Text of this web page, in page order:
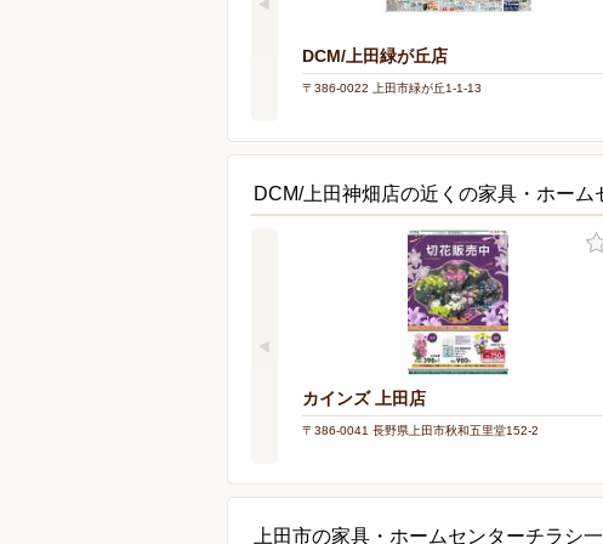
DCM/上田緑が丘店
〒386-0022 上田市緑が丘1-1-13
DCM/上田神畑店の近くの家具・ホーム
カインズ 上田店
〒386-0041 長野県上田市秋和五里堂152-2
上田市の家具・ホームセンターチラシ